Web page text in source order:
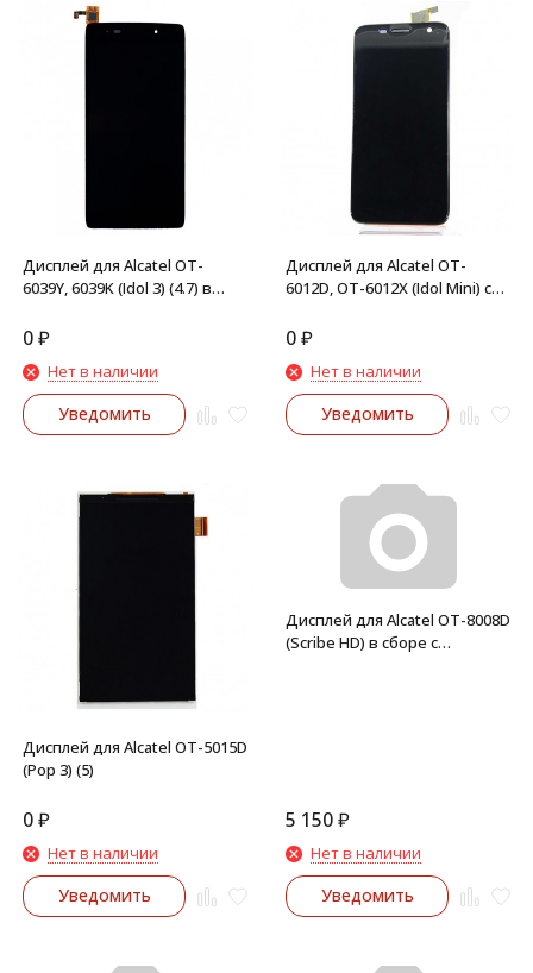
Дисплей для Alcatel OT-
6039Y, 6039K (Idol 3) (4.7) в
(Черный)
0₽
Нет в наличии
Уведомить
Дисплей для Alcatel OT-
6012D, OT-6012X (Idol Mini) с
(Черный)
0₽
Нет в наличии
Уведомить
Дисплей для Alcatel OT-5015D
(Pop 3) (5)
0₽
Нет в наличии
Уведомить
Дисплей для Alcatel OT-8008D
(Scribe HD) в сборе с
5 150₽
Нет в наличии
Уведомить